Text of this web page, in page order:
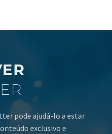
pode ajudá-lo a estar
exclusivo e